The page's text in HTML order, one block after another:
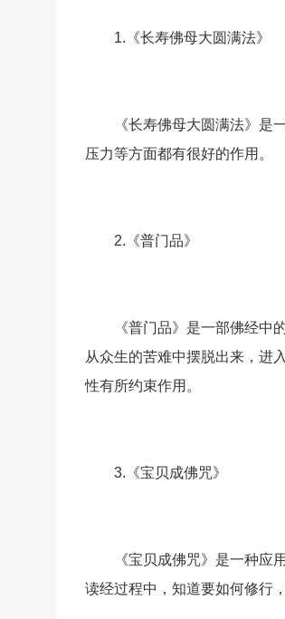
1.《长寿佛母大圆满法》
《长寿佛母大圆满法》
压力等方面都有很好的作用。
2.《普门品》
《普门品》是一部佛经
从众生的苦难中摆脱出来，进
性有所约束作用。
3.《宝贝成佛咒》
《宝贝成佛咒》是一种
读经过程中，知道要如何修行